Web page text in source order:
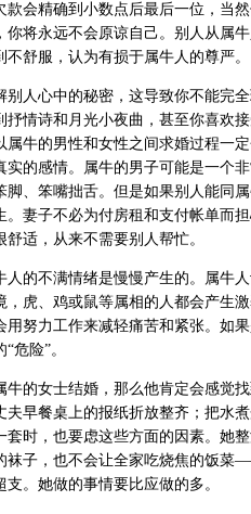
款会精确到小数点后最后一位，当
你将永远不会原谅自己。别人从属
舒服，认为有损于属牛人的尊严。
心中的秘密，这导致你不能完全
抒情诗和月光小夜曲，甚至你喜欢
属牛的男性和女性之间求婚过程一
实的感情。属牛的男子可能是一个
脚、笨嘴拙舌。但是如果别人能同
。妻子不必为付房租和支付帐单而
适，从来不需要别人帮忙。
不满情绪是慢慢产生的。属牛人
，虎、鸡或鼠等属相的人都会产生
用努力工作来减轻痛苦和紧张。如
危险”。
女士结婚，那么他肯定会感觉找
早餐桌上的报纸折放整齐；把水
套时，也要虑这些方面的因素。她
袜子，也不会让全家吃烧焦的饭
。她做的事情要比应做的多。